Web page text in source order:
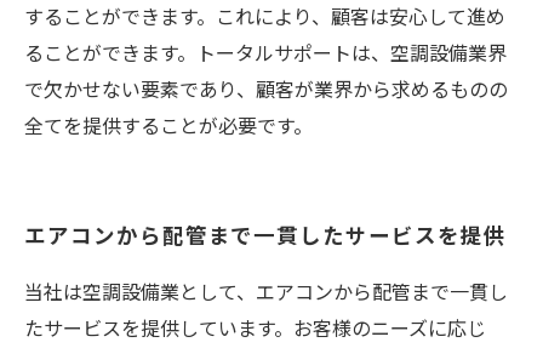
することができます。これにより、顧客は安心して進め
ることができます。トータルサポートは、空調設備業界
で欠かせない要素であり、顧客が業界から求めるものの
全てを提供することが必要です。
エアコンから配管まで一貫したサービスを提供
当社は空調設備業として、エアコンから配管まで一貫し
たサービスを提供しています。お客様のニーズに応じ